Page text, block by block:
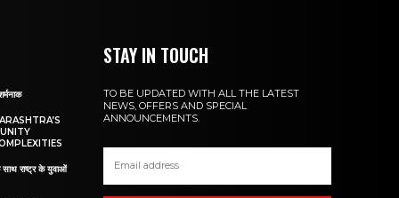
साथ राष्ट्र के युवाओं
STAY IN TOUCH
TO BE UPDATED WITH ALL THE LATEST
NEWS, OFFERS AND SPECIAL
ANNOUNCEMENTS.